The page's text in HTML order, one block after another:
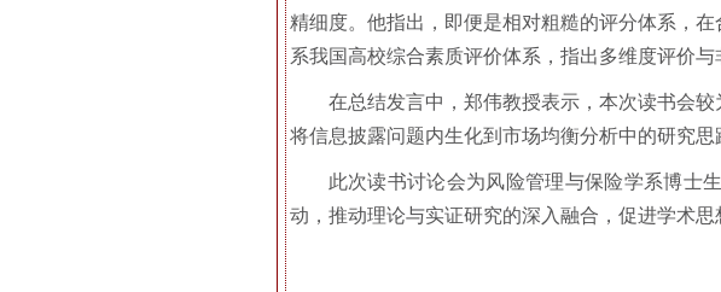
精细度。他指出，即便是相对粗糙的评分体系，
系我国高校综合素质评价体系，指出多维度评价与
在总结发言中，郑伟教授表示，本次读书会
将信息披露问题内生化到市场均衡分析中的研究
此次读书讨论会为风险管理与保险学系博士
动，推动理论与实证研究的深入融合，促进学术思